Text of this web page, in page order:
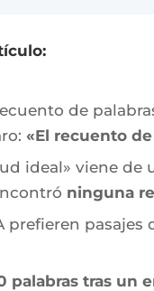
de
«El recuento
ideal» viene de
ninguna
prefieren pasajes
palabras tras un